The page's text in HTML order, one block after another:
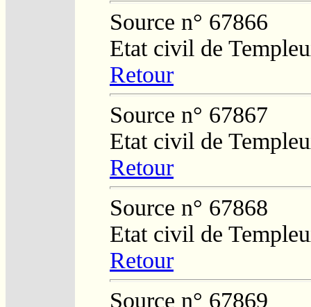
Source n° 67866
Etat civil de
Retour
Source n° 67867
Etat civil de
Retour
Source n° 67868
Etat civil de
Retour
Source n° 67869